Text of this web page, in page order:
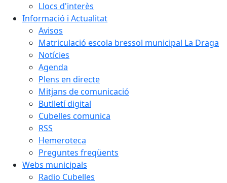
Llocs d'interès
Informació i Actualitat
Avisos
Matriculació escola bressol municipal La Draga
Notícies
Agenda
Plens en directe
Mitjans de comunicació
Butlletí digital
Cubelles comunica
RSS
Hemeroteca
Preguntes freqüents
Webs municipals
Radio Cubelles